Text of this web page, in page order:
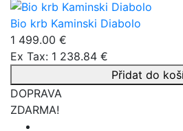
Bio krb Kaminski Diabolo
1 499.00 €
Ex Tax: 1 238.84 €
Přidat do
DOPRAVA
ZDARMA!